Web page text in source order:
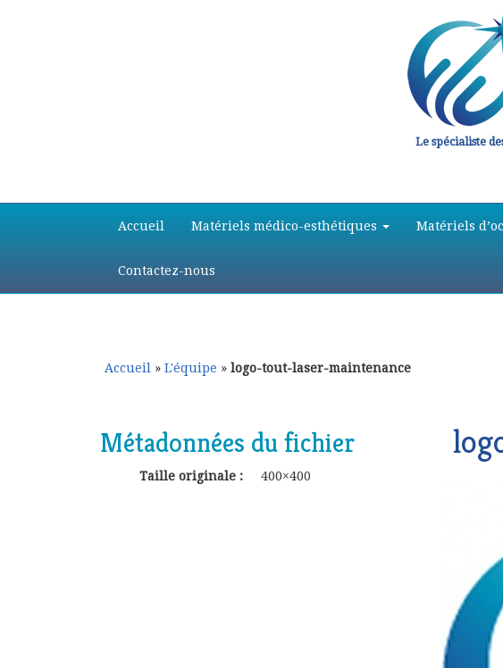
Le spécialiste
principal
secondaire
Accueil Matériels médico-esthétiques Matériels
Contactez-nous
Accueil » L'équipe » logo-tout-laser-maintenance
Métadonnées du fichier
Taille originale : 400×400